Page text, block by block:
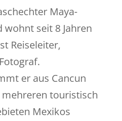
Maya-
seit 8 Jahren
Reiseleiter,
er aus Cancun
touristisch
Mexikos